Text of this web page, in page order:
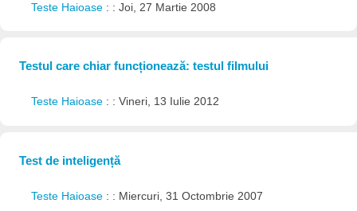
Teste Haioase : : Joi, 27 Martie 2008
Testul care chiar funcționează: testul filmului
Teste Haioase : : Vineri, 13 Iulie 2012
Test de inteligență
Teste Haioase : : Miercuri, 31 Octombrie 2007